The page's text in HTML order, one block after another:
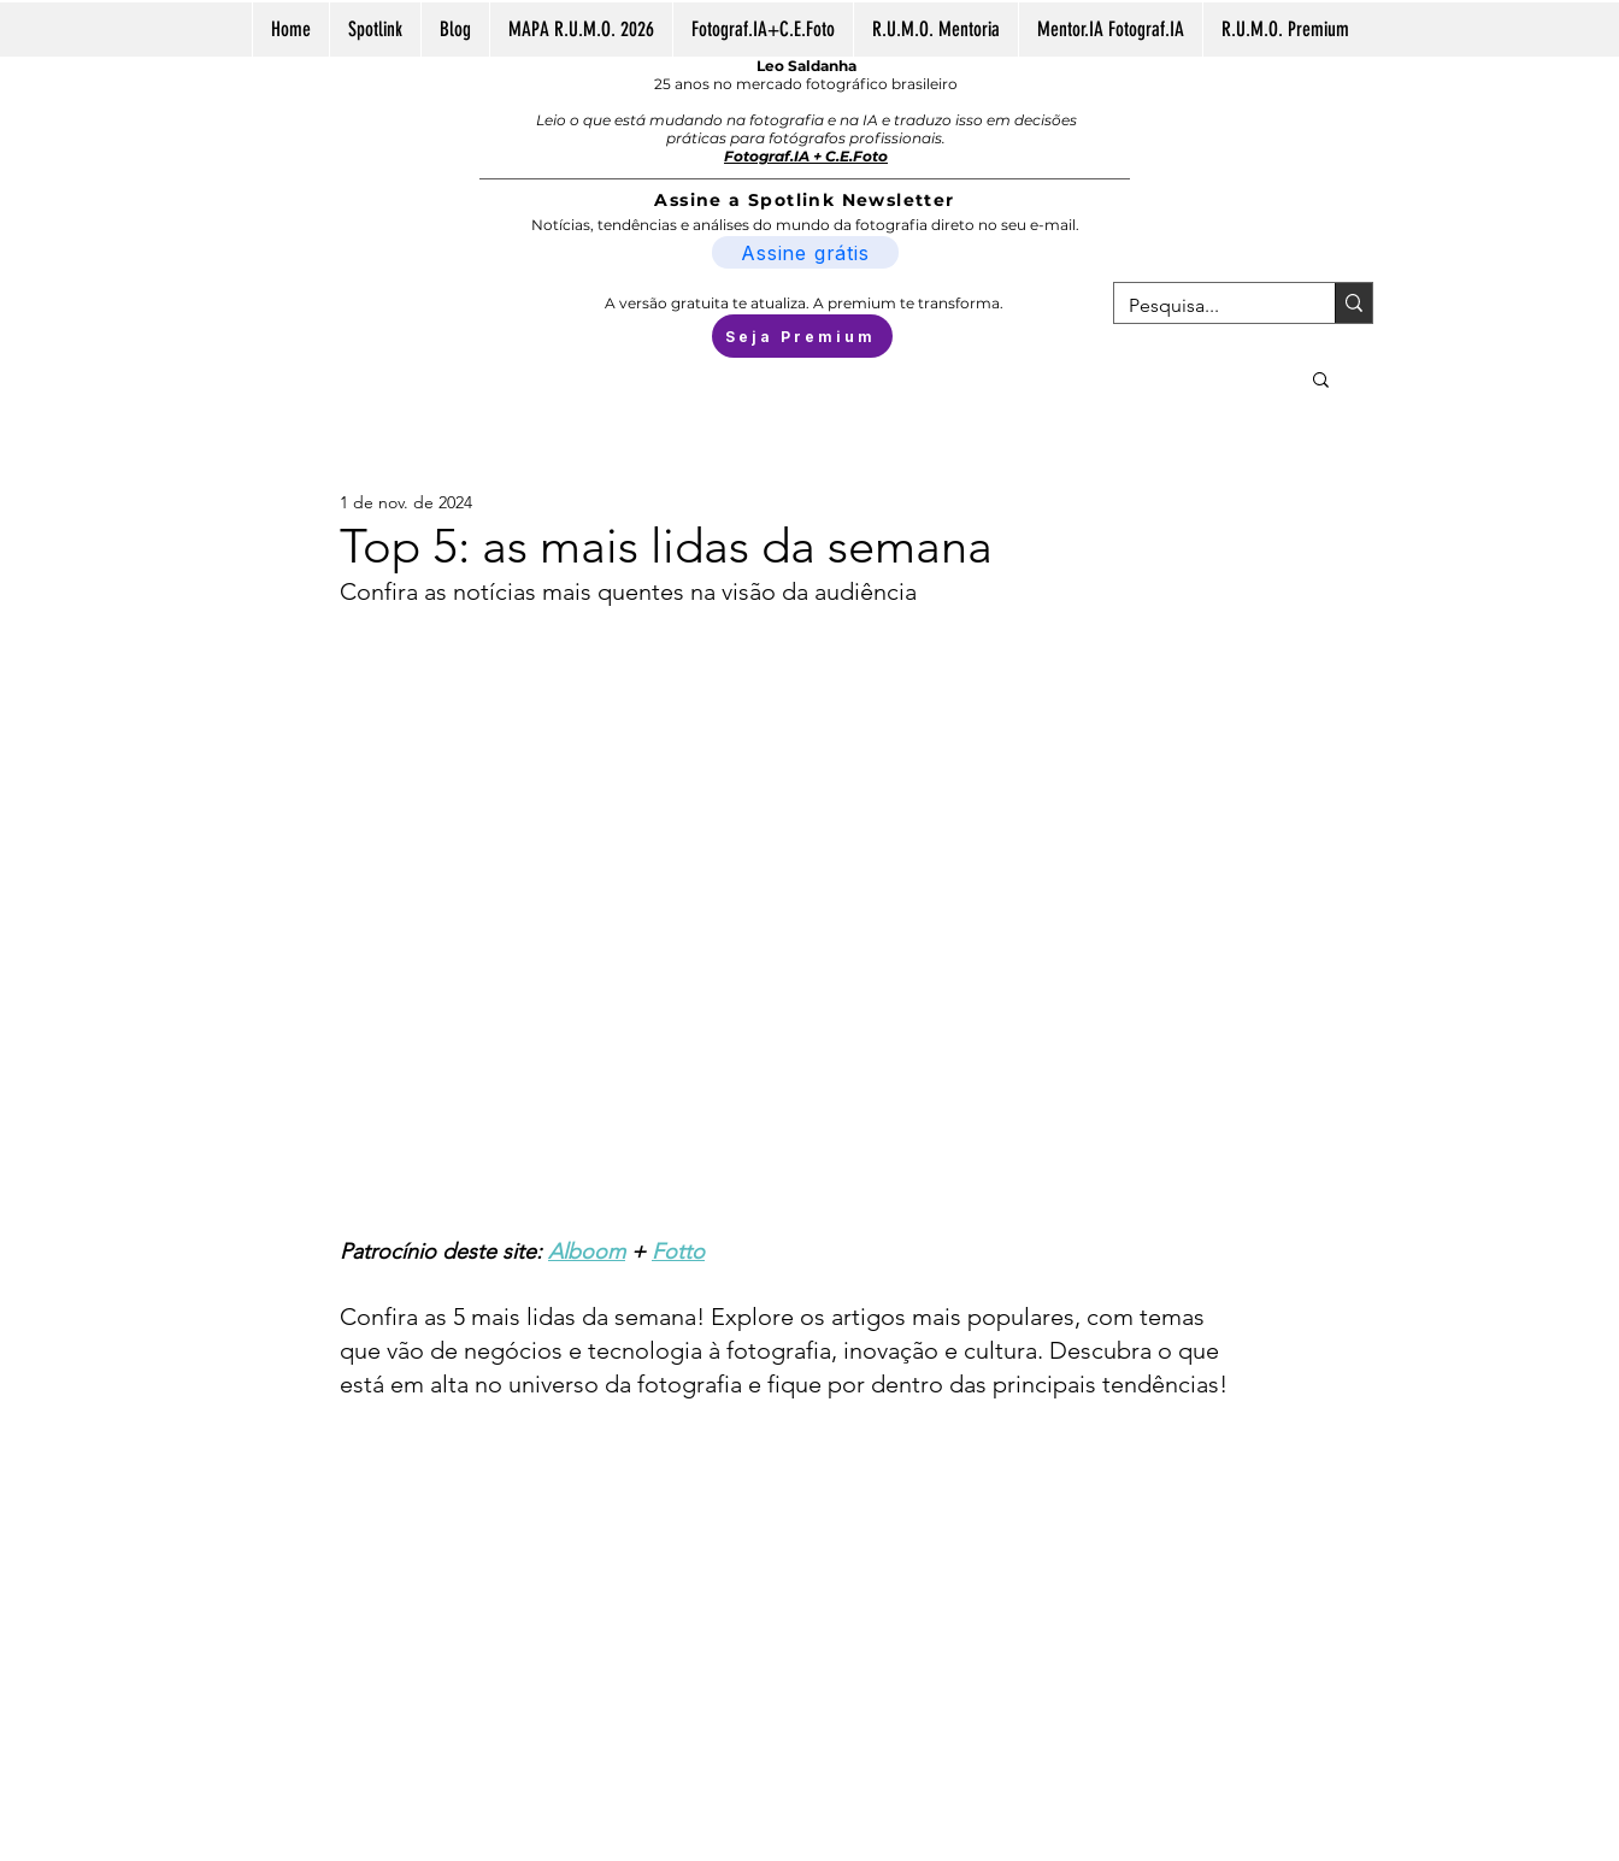
Home Spotlink Blog MAPA R.U.M.O. 2026 Fotograf.IA+C.E.Foto R.U.M.O. Mentoria Mentor.IA Fotograf.IA R.U.M.O. Premium
Leo Saldanha
25 anos no mercado fotográfico brasileiro
Leio o que está mudando na fotografia e na IA e traduzo isso em decisões
práticas para fotógrafos profissionais.
Fotograf.IA + C.E.Foto
Assine a Spotlink Newsletter
Notícias, tendências e análises do mundo da fotografia direto no seu e-mail.
Assine grátis
A versão gratuita te atualiza. A premium te transforma.
Seja Premium
Top 5: as mais lidas da semana
1 de nov. de 2024
Confira as notícias mais quentes na visão da audiência
Patrocínio deste site: Alboom + Fotto
Confira as 5 mais lidas da semana! Explore os artigos mais populares, com temas
que vão de negócios e tecnologia à fotografia, inovação e cultura. Descubra o que
está em alta no universo da fotografia e fique por dentro das principais tendências!